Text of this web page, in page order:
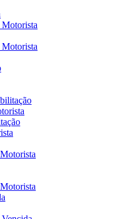
Motorista
Motorista